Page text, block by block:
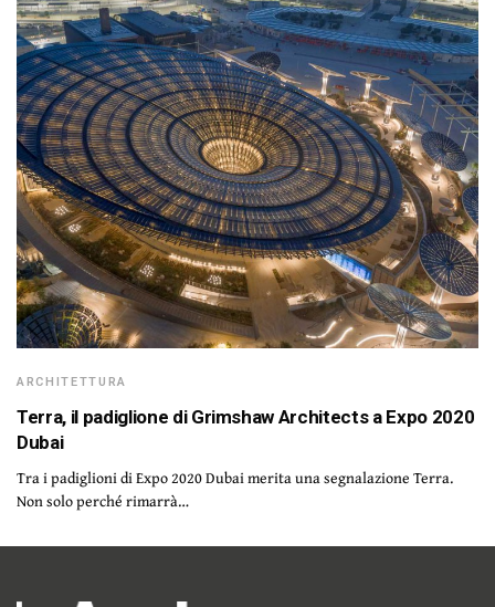
ARCHITETTURA
Terra, il padiglione di Grimshaw Architects a Expo 2020
Dubai
Tra i padiglioni di Expo 2020 Dubai merita una segnalazione Terra.
Non solo perché rimarrà…